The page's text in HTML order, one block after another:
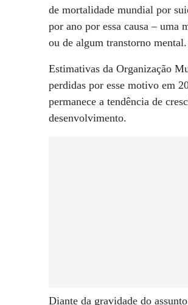
de mortalidade mundial por
por ano por essa causa – uma
ou de algum transtorno mental.
Estimativas da Organização
perdidas por esse motivo em
permanece a tendência de
desenvolvimento.
Diante da gravidade do